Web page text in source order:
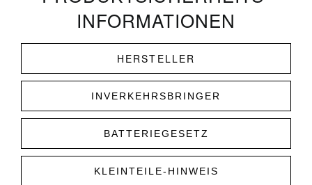
INFORMATIONEN
HERSTELLER
INVERKEHRSBRINGER
BATTERIEGESETZ
KLEINTEILE-HINWEIS